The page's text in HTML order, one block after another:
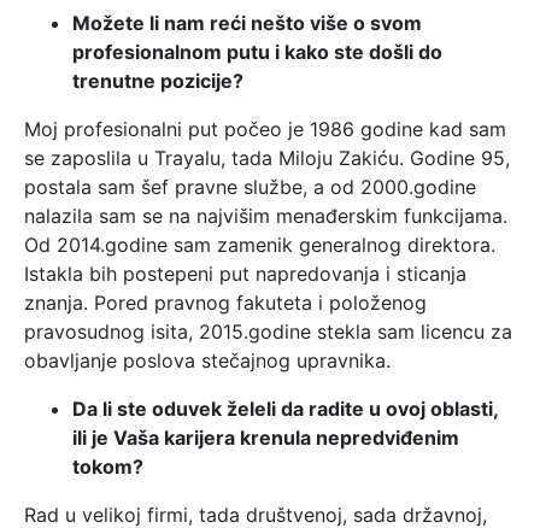
Možete li nam reći nešto više o svom
profesionalnom putu i kako ste došli do
trenutne pozicije?
Moj profesionalni put počeo je 1986 godine kad sam
se zaposlila u Trayalu, tada Miloju Zakiću. Godine 95,
postala sam šef pravne službe, a od 2000.godine
nalazila sam se na najvišim menađerskim funkcijama.
Od 2014.godine sam zamenik generalnog direktora.
Istakla bih postepeni put napredovanja i sticanja
znanja. Pored pravnog fakuteta i položenog
pravosudnog isita, 2015.godine stekla sam licencu za
obavljanje poslova stečajnog upravnika.
Da li ste oduvek želeli da radite u ovoj oblasti,
ili je Vaša karijera krenula nepredviđenim
tokom?
Rad u velikoj firmi, tada društvenoj, sada državnoj,